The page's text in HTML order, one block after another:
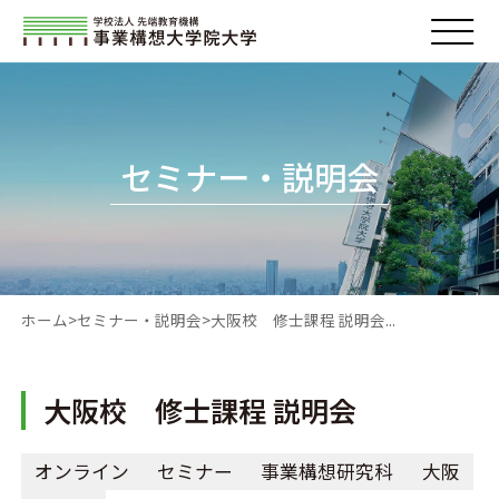
セミナー・説明会
ホーム セミナー・説明会 大阪校 修士課程 説明会...
大阪校 修士課程 説明会
オンライン セミナー 事業構想研究科
大阪